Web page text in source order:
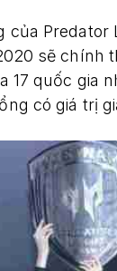
Predator
sẽ chính
17 quốc gia
có giá trị